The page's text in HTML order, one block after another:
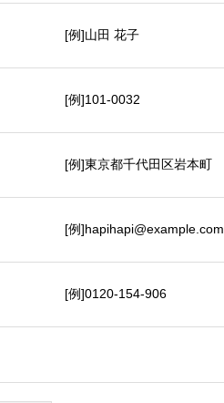
[例]山田 花子
[例]101-0032
[例]東京都千代田区岩本町
[例]hapihapi@example.com
[例]0120-154-906